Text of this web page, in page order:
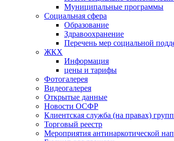
Муниципальные программы
Социальная сфера
Образование
Здравоохранение
Перечень мер социальной
ЖКХ
Информация
цены и тарифы
Фотогалерея
Видеогалерея
Открытые данные
Новости ОСФР
Клиентская служба (на правах)
Торговый реестр
Мероприятия антинаркотической